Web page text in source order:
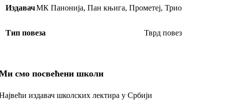
ИздавачМК Панонија, Пан књига, Прометеј, Трио
Тип повеза Тврд повез
смо посвећени школи
издавач школских лектира у Србији